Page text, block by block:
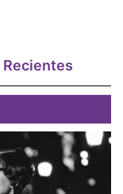
Recientes